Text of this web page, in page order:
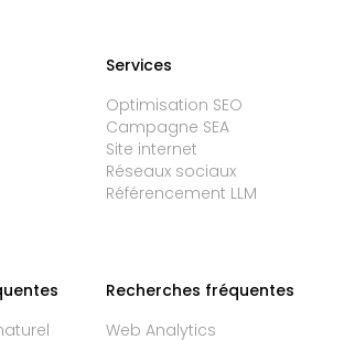
Services
Optimisation SEO
Campagne SEA
Site internet
Réseaux sociaux
Référencement LLM
Recherches fréquentes
Web Analytics